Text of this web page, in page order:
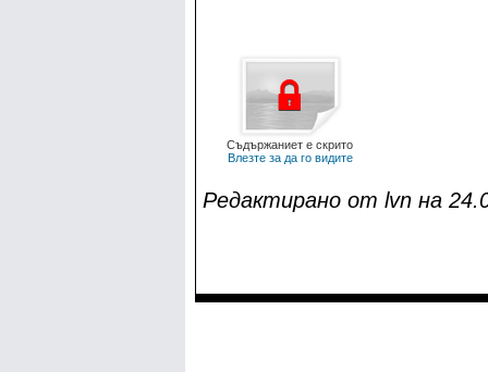
Съдържаниет е скрито
Влезте за да го видите
Редактирано от lvn на